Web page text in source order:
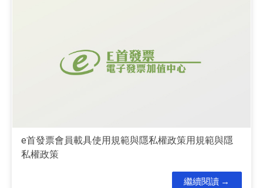
e首發票會員載具使用規範與隱私權政策用規範與隱
私權政策
繼續閱讀